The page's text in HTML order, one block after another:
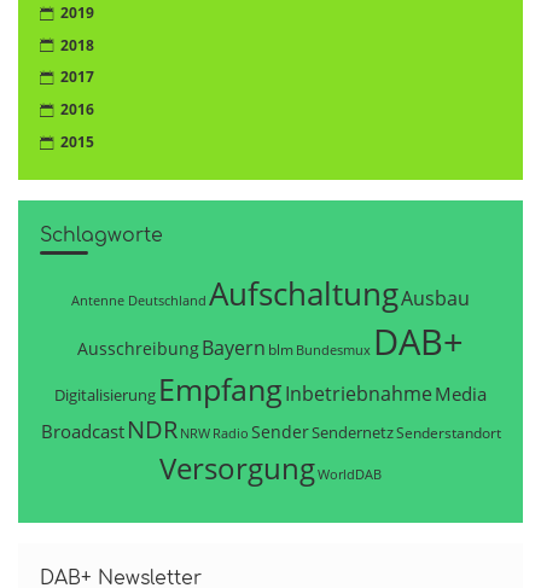
2019
2018
2017
2016
2015
Schlagworte
Antenne Deutschland AufschaltungAusbau
AusschreibungBayern blm Bundesmux DAB+
Digitalisierung EmpfangInbetriebnahme Media
Broadcast NDR NRW Radio SenderSendernetzSenderstandort
VersorgungWorldDAB
DAB+ Newsletter